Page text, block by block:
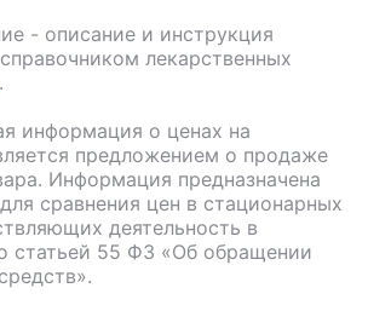
- описание и инструкция
лекарственных
.
информация о ценах на
предложением о продаже
Информация предназначена
сравнения цен в стационарных
деятельность в
статьей 55 ФЗ «Об обращении